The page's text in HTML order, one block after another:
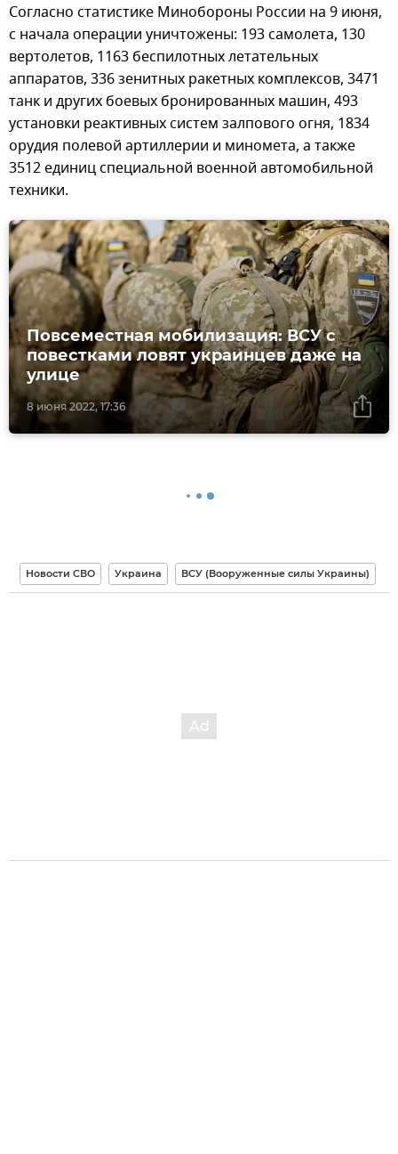
Согласно статистике Минобороны России на 9 июня,
с начала операции уничтожены: 193 самолета, 130
вертолетов, 1163 беспилотных летательных
аппаратов, 336 зенитных ракетных комплексов, 3471
танк и других боевых бронированных машин, 493
установки реактивных систем залпового огня, 1834
орудия полевой артиллерии и миномета, а также
3512 единиц специальной военной автомобильной
техники.
8 июня 2022, 17:36
Повсеместная мобилизация: ВСУ с
повестками ловят украинцев даже на
улице
Новости СВО Украина ВСУ (Вооруженные силы Украины)